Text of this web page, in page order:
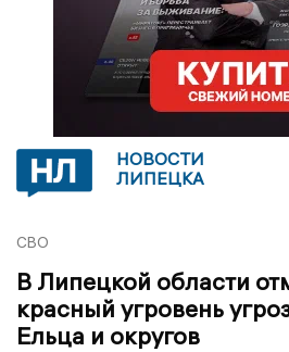
НОВОСТИ
ЛИПЕЦКА
СВО
В Липецкой области
красный угровень
Ельца и округов